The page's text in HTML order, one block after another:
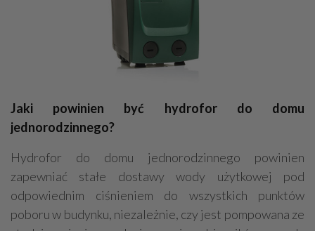
Jaki powinien być hydrofor do domu
jednorodzinnego?
Hydrofor do domu jednorodzinnego powinien
zapewniać stałe dostawy wody użytkowej pod
odpowiednim ciśnieniem do wszystkich punktów
poboru w budynku, niezależnie, czy jest pompowana ze